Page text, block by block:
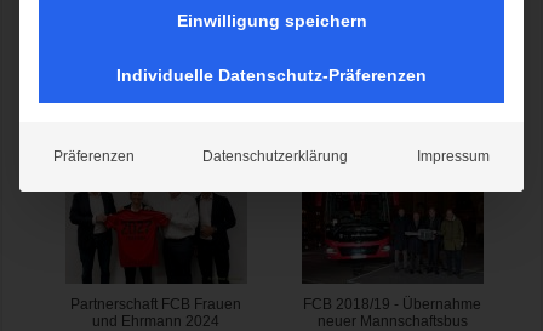
Fußball-3.Liga-2025-
Partnerschaft FCB Frauen
und Ehrmann 2024
FCB 2018/19 - Übernahme
neuer Mannschaftsbus
Einwilligung speichern
Individuelle Datenschutz-Präferenzen
Präferenzen Datenschutzerklärung Impressum